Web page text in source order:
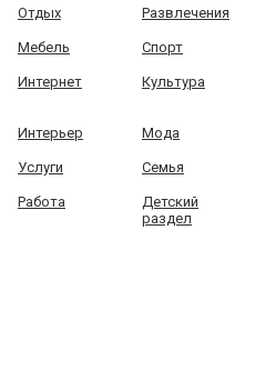
Отдых Развлечения
Мебель Спорт
Интернет Культура
Интерьер Мода
Услуги Семья
Работа
Детский
раздел